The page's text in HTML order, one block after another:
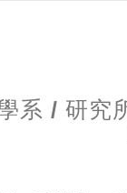
系 / 研究